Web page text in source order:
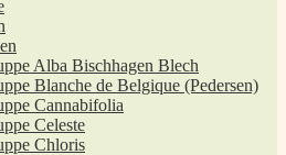
Alba Bischhagen Blech
Blanche de Belgique (Pedersen)
Cannabifolia
Celeste
Chloris